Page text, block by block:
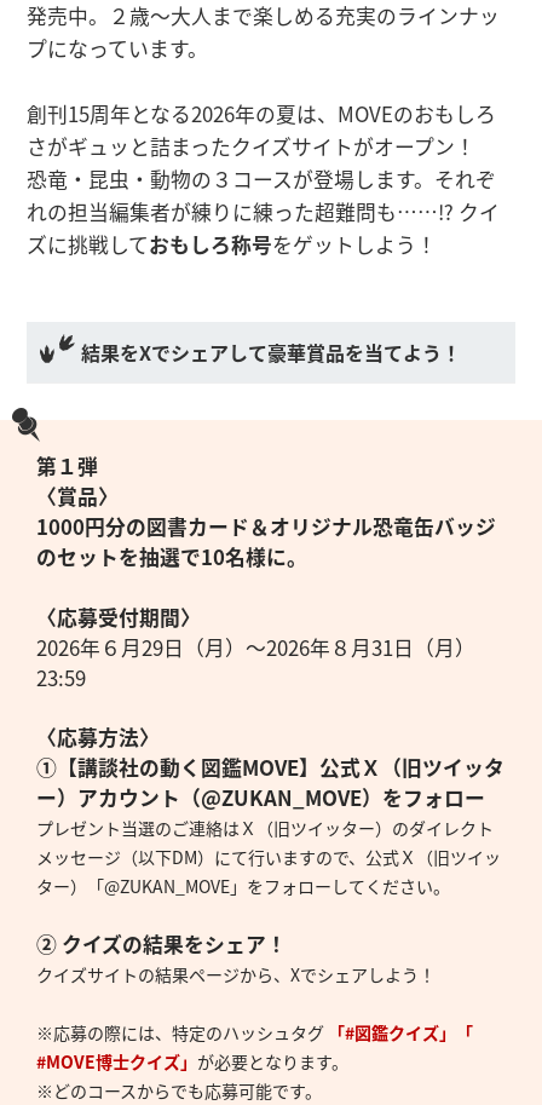
発売中。２歳〜大人まで楽しめる充実のラインナッ
プになっています。
創刊15周年となる2026年の夏は、MOVEのおもしろ
さがギュッと詰まったクイズサイトがオープン！
恐竜・昆虫・動物の３コースが登場します。それぞ
れの担当編集者が練りに練った超難問も……⁉︎ クイ
ズに挑戦しておもしろ称号をゲットしよう！
結果をXでシェアして豪華賞品を当てよう！
第１弾
〈賞品〉
1000円分の図書カード＆オリジナル恐竜缶バッジ
のセットを抽選で10名様に。
〈応募受付期間〉
2026年６月29日（月）～2026年８月31日（月）
23:59
〈応募方法〉
①【講談社の動く図鑑MOVE】公式Ｘ（旧ツイッタ
ー）アカウント（@ZUKAN_MOVE）をフォロー
プレゼント当選のご連絡はＸ（旧ツイッター）のダイレクト
メッセージ（以下DM）にて行いますので、公式Ｘ（旧ツイッ
ター）「@ZUKAN_MOVE」をフォローしてください。
② クイズの結果をシェア！
クイズサイトの結果ページから、Xでシェアしよう！
※応募の際には、特定のハッシュタグ 「#図鑑クイズ」「
#MOVE博士クイズ」 が必要となります。
※どのコースからでも応募可能です。